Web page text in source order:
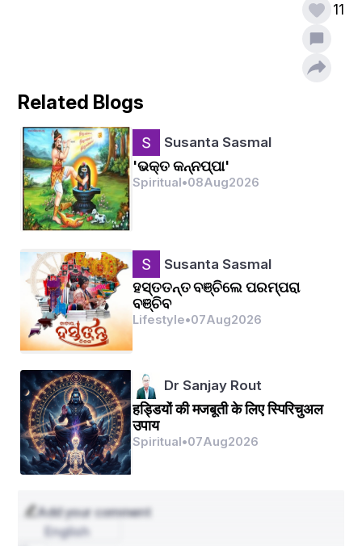
ଗୋପୀଙ୍କି ଦିଅନ୍ତି ଦିବ୍ୟ ଦର୍ଶନ,
ଭକ୍ତି ଭାବେ ଭରେ ଯାଇ ମନ॥
ବାଣାସୁରକୁ ଯେବେ ସଂହାରି,
ଦେଲେ ଲକ୍ଷ୍ମୀକି ନୂଆ ଅବତାରୀ।
ଦୁଷ୍ଟ ଶିକ୍ଷା, ଭକ୍ତ ରକ୍ଷା କାମେ,
ଗୋବିନ୍ଦ ନାମ ଜପେ ସକଳ ପ୍ରାଣେ॥
ବାଲ୍ୟକାଳେ ଯେତେ ଲୀଳା କଲେ,
ମା ଯଶୋଦାଙ୍କୁ ସଦା ହସାଇଲେ।
ଦଧି ଲହୁଣୀ ଚୋରି ଖାଇ,
ମା ଡାକିଲେ "ଆଜି ଦଣ୍ଡ ଦେବି ତୋତେ!"॥
11
Related Blogs
Susanta Sasmal
'ଭକ୍ତ କନ୍ନପ୍ପା'
Spiritual•08Aug2026
Susanta Sasmal
ହସ୍ତତନ୍ତ ବଞ୍ଚିଲେ ପରମ୍ପରା
ବଞ୍ଚିବ
Lifestyle•07Aug2026
Dr Sanjay Rout
हड्डियों की मजबूती के लिए स्पिरिचुअल
उपाय
Spiritual•07Aug2026
Add your comment
English